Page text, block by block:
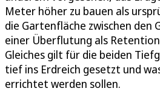
Meter höher zu bauen als
die Gartenfläche zwischen den
einer Überflutung als
Gleiches gilt für die beiden
tief ins Erdreich gesetzt und
errichtet werden sollen.